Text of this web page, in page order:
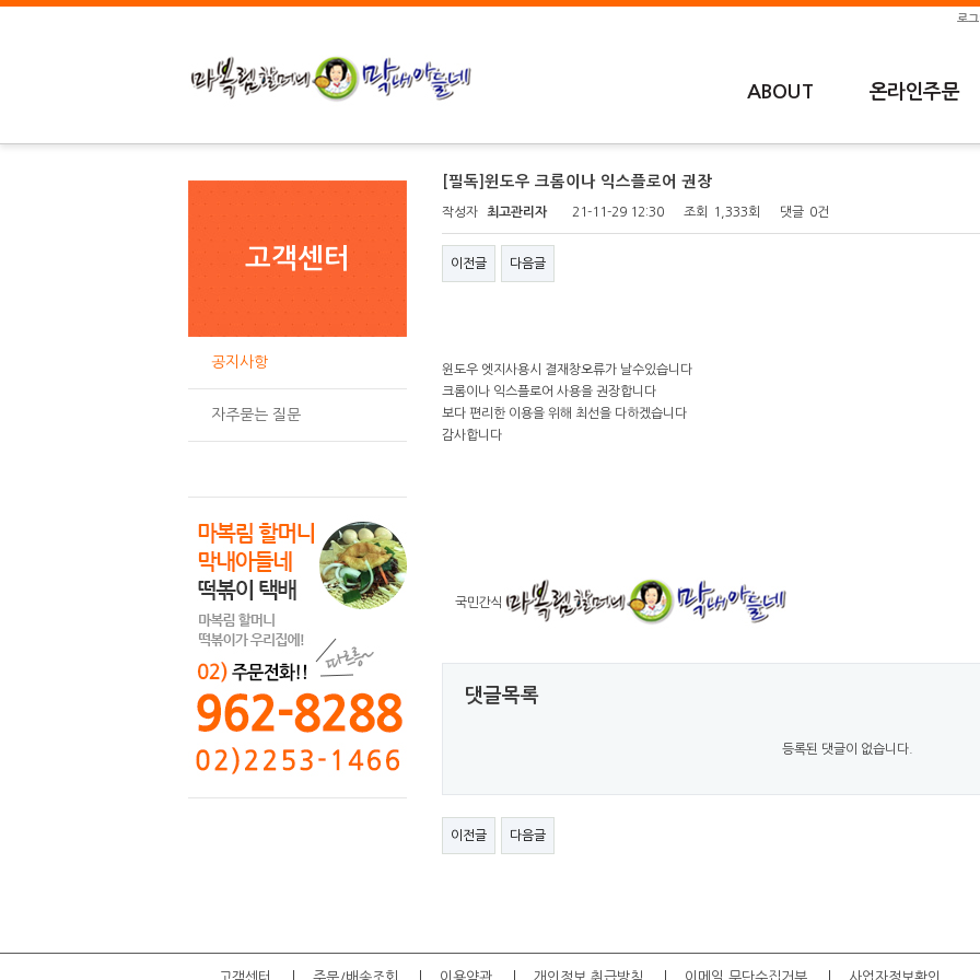
로
ABOUT 온라인주문
고객센터
공지사항
자주묻는 질문
[필독]윈도우 크롬이나 익스플로어 권장
작성자 최고관리자 21-11-29 12:30 조회 1,333회 댓글 0건
이전글 다음글
윈도우 엣지사용시 결재창오류가 날수있습니다
크롬이나 익스플로어 사용을 권장합니다
보다 편리한 이용을 위해 최선을 다하겠습니다
감사합니다
국민간식
댓글목록
등록된 댓글이 없습니다.
이전글 다음글